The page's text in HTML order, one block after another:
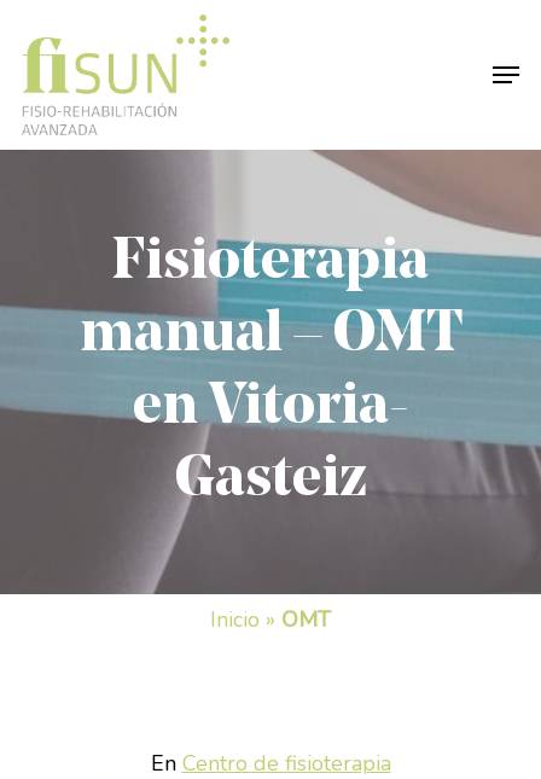
main
content
Fisioterapia
manual – OMT
en Vitoria-
Gasteiz
Inicio » OMT
En Centro de fisioterapia
Close